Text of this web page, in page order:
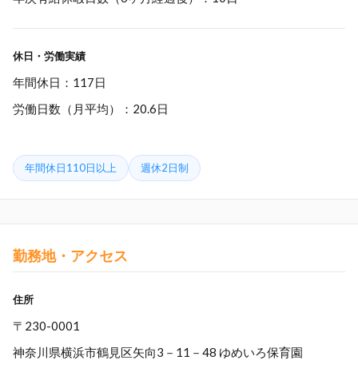
休日・労働実績
年間休日：117日
労働日数（月平均）：20.6日
年間休日110日以上 週休2日制
勤務地・アクセス
住所
〒230-0001
神奈川県横浜市鶴見区矢向3－11－48 ゆめいろ保育園